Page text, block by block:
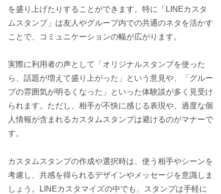
を盛り上げたりすることができます。特に「LINEカスタ
ムスタンプ」は友人やグループ内での共通のネタを活かす
ことで、コミュニケーションの幅が広がります。
実際に利用者の声として「オリジナルスタンプを使った
ら、話題が増えて盛り上がった」という意見や、「グルー
プの雰囲気が明るくなった」といった体験談が多く見受け
られます。ただし、相手が不快に感じる表現や、過度な個
人情報が含まれるカスタムスタンプは避けるのがマナーで
す。
カスタムスタンプの作成や選択時は、使う相手やシーンを
考慮し、共感を得られるデザインやメッセージを意識しま
しょう。LINEカスタマイズの中でも、スタンプは手軽に